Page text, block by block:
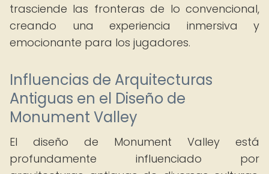
trasciende las fronteras de lo convencional,
creando una experiencia inmersiva y
emocionante para los jugadores.
Influencias de Arquitecturas
Antiguas en el Diseño de
Monument Valley
El diseño de Monument Valley está
profundamente influenciado por